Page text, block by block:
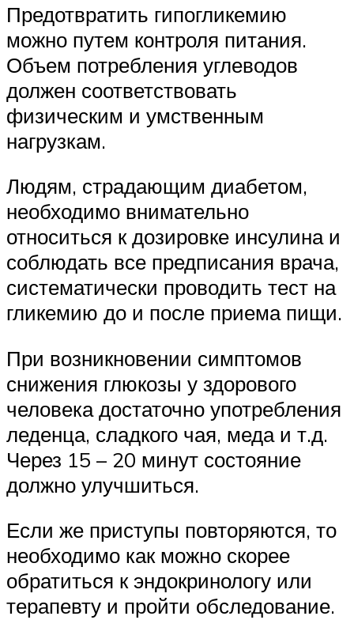
Предотвратить гипогликемию
можно путем контроля питания.
Объем потребления углеводов
должен соответствовать
физическим и умственным
нагрузкам.
Людям, страдающим диабетом,
необходимо внимательно
относиться к дозировке инсулина и
соблюдать все предписания врача,
систематически проводить тест на
гликемию до и после приема пищи.
При возникновении симптомов
снижения глюкозы у здорового
человека достаточно употребления
леденца, сладкого чая, меда и т.д.
Через 15 – 20 минут состояние
должно улучшиться.
Если же приступы повторяются, то
необходимо как можно скорее
обратиться к эндокринологу или
терапевту и пройти обследование.